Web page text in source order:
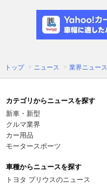
トップ ニュース 業界ニュース
カテゴリからニュースを探す
新車・新型
クルマ業界
カー用品
モータースポーツ
車種からニュースを探す
トヨタ プリウスのニュース